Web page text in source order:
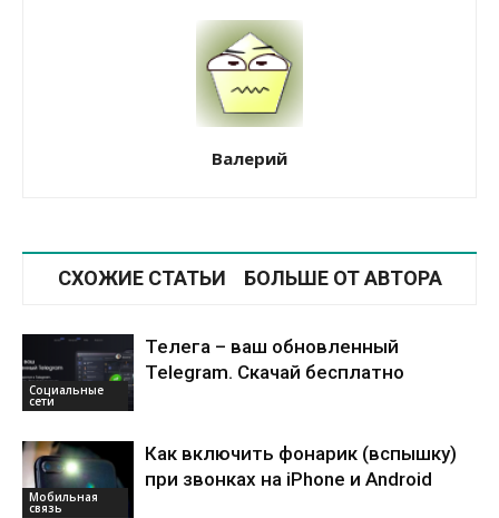
Валерий
СХОЖИЕ СТАТЬИ БОЛЬШЕ ОТ АВТОРА
Социальные
сети
Телега – ваш обновленный
Telegram. Скачай бесплатно
Мобильная
связь
Как включить фонарик (вспышку)
при звонках на iPhone и Android